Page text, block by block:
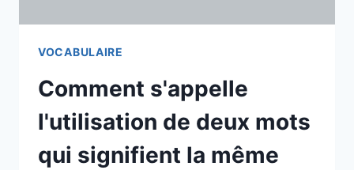
VOCABULAIRE
Comment s'appelle
l'utilisation de deux mots
qui signifient la même